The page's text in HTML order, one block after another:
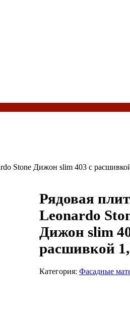
Stone Дижон slim 403 с
Рядовая
Leonardo
Дижон slim
расшивкой
Категория: Фасадные